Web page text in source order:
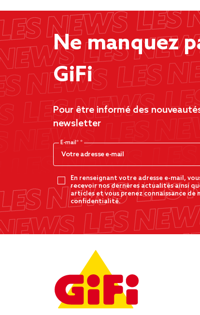
Ne manquez
GiFi
Pour être informé des
newsletter
E-mail*
En renseignant votre adresse e-mail,
recevoir nos dernères actualités ainsi
articles et vous prenez connaissance
confidentialité.